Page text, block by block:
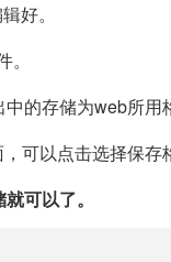
好。
的存储为web所用
可以点击选择保存
可以了。